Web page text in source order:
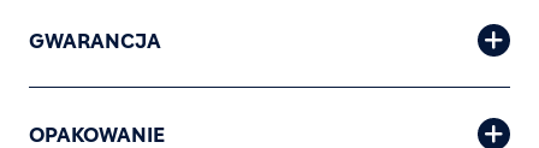
GWARANCJA
OPAKOWANIE